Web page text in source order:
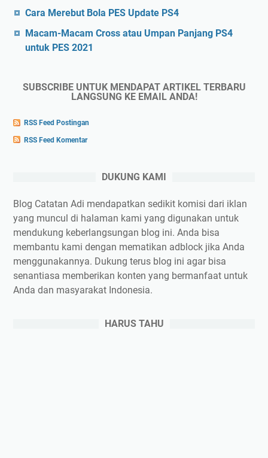
Cara Merebut Bola PES Update PS4
Macam-Macam Cross atau Umpan Panjang PS4
untuk PES 2021
SUBSCRIBE UNTUK MENDAPAT ARTIKEL TERBARU
LANGSUNG KE EMAIL ANDA!
RSS Feed Postingan
RSS Feed Komentar
DUKUNG KAMI
Blog Catatan Adi mendapatkan sedikit komisi dari iklan
yang muncul di halaman kami yang digunakan untuk
mendukung keberlangsungan blog ini. Anda bisa
membantu kami dengan mematikan adblock jika Anda
menggunakannya. Dukung terus blog ini agar bisa
senantiasa memberikan konten yang bermanfaat untuk
Anda dan masyarakat Indonesia.
HARUS TAHU